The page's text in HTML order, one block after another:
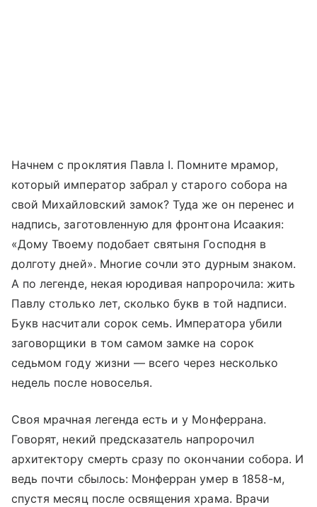
Начнем с проклятия Павла I. Помните мрамор,
который император забрал у старого собора на
свой Михайловский замок? Туда же он перенес и
надпись, заготовленную для фронтона Исаакия:
«Дому Твоему подобает святыня Господня в
долготу дней». Многие сочли это дурным знаком.
А по легенде, некая юродивая напророчила: жить
Павлу столько лет, сколько букв в той надписи.
Букв насчитали сорок семь. Императора убили
заговорщики в том самом замке на сорок
седьмом году жизни — всего через несколько
недель после новоселья.
Своя мрачная легенда есть и у Монферрана.
Говорят, некий предсказатель напророчил
архитектору смерть сразу по окончании собора. И
ведь почти сбылось: Монферран умер в 1858-м,
спустя месяц после освящения храма. Врачи